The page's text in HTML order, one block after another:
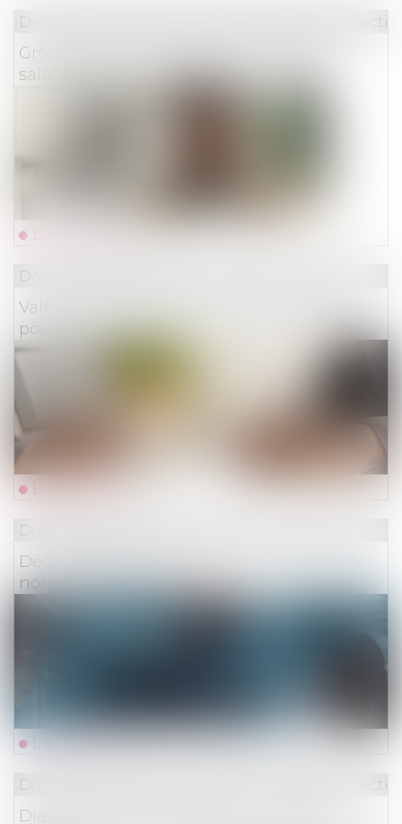
Groupements d’employeurs et portage
salarial : des démarches simplifiées
Droit du travail - Employeurs Droit de la
Valeur en assurance : la définition simple
pour éviter une mauvaise indemnisation
Droit des assurances
Décret 2026-341 assurance vie : fin des FIA
non réglementés en UC
Droit des assurances
Lire la suite
Dialogue social et formation : nouvelles
Droit du travail - Employeurs Droit de la